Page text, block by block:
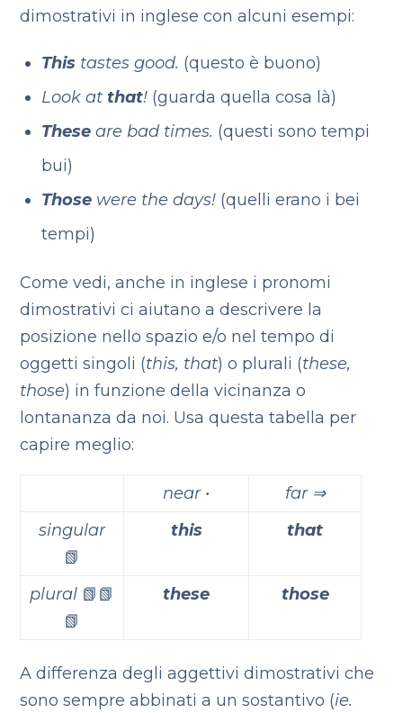
dimostrativi in inglese con alcuni esempi:
This tastes good. (questo è buono)
Look at that! (guarda quella cosa là)
These are bad times. (questi sono tempi
bui)
Those were the days! (quelli erano i bei
tempi)
Come vedi, anche in inglese i pronomi
dimostrativi ci aiutano a descrivere la
posizione nello spazio e/o nel tempo di
oggetti singoli (this, that) o plurali (these,
those) in funzione della vicinanza o
lontananza da noi. Usa questa tabella per
capire meglio:
near •
far ⇒
singular
📗
this that
plural 📗📗
📗
these those
A differenza degli aggettivi dimostrativi che
sono sempre abbinati a un sostantivo (ie.